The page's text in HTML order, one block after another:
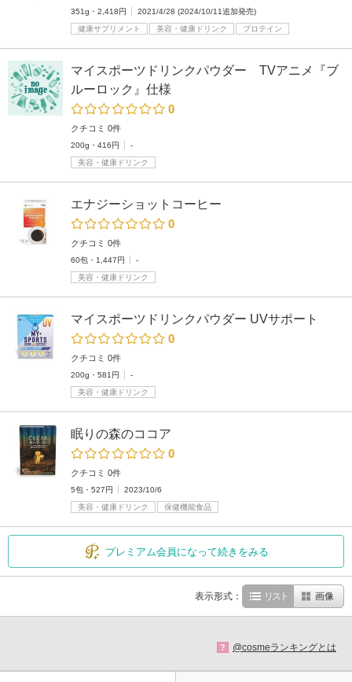
351g・2,418円
2021/4/28 (2024/10/11追加発売)
健康サプリメント
美容・健康ドリンク プロテイン
マイスポーツドリンクパウダー TVアニメ『ブ
ルーロック』仕様
0
クチコミ 0件
200g・416円
-
美容・健康ドリンク
エナジーショットコーヒー
0
クチコミ 0件
60包・1,447円
-
美容・健康ドリンク
マイスポーツドリンクパウダー UVサポート
0
クチコミ 0件
200g・581円
-
美容・健康ドリンク
眠りの森のココア
0
クチコミ 0件
5包・527円
2023/10/6
美容・健康ドリンク
保健機能食品
プレミアム会員になって続きをみる
表示形式： リスト 画像
? @cosmeランキングとは